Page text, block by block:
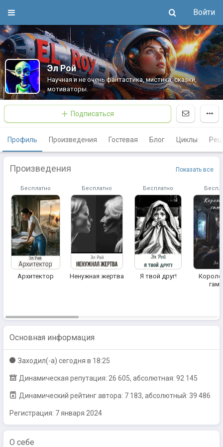
Войти
Эл Рой
Научная и не очень фантастика, мистика, сказки,
мотиваторы.
Подписаться
Профиль Произведения Гостевая Блог Циклы
Произведения Показать все
Бесплатно
Архитектор
Бесплатно
Ненужная жертва
Бесплатно
Я твой друг!
Основная информация
Заходил(-a) сегодня в 18:25
Динамическая репутация: 26 605, абсолютная: 92 145
Динамический рейтинг автора: 7 183, абсолютный: 39 486
Регистрация: 7 января 2024
О себе